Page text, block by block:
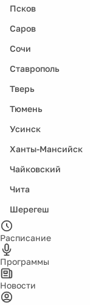
Псков
Саров
Сочи
Ставрополь
Тверь
Тюмень
Усинск
Ханты-Мансийск
Чайковский
Чита
Шерегеш
Расписание
Программы
Новости